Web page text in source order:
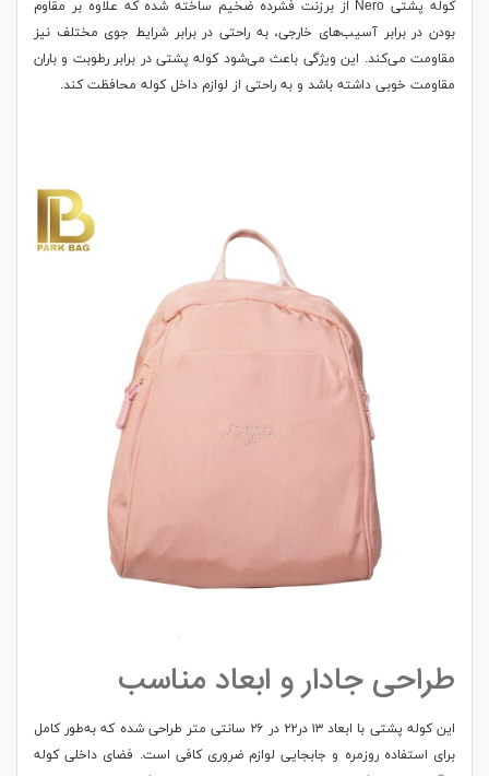
کوله پشتی Nero از برزنت فشرده ضخیم ساخته شده که علاوه بر مقاوم
بودن در برابر آسیب‌های خارجی، به راحتی در برابر شرایط جوی مختلف نیز
مقاومت می‌کند. این ویژگی باعث می‌شود کوله پشتی در برابر رطوبت و باران
مقاومت خوبی داشته باشد و به راحتی از لوازم داخل کوله محافظت کند.
طراحی جادار و ابعاد مناسب
این کوله پشتی با ابعاد ۱۳ در۲۲ در ۲۶ سانتی متر طراحی شده که به‌طور کامل
برای استفاده روزمره و جابجایی لوازم ضروری کافی است. فضای داخلی کوله